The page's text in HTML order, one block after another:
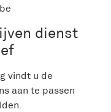
dienst
vindt u de
aan te passen